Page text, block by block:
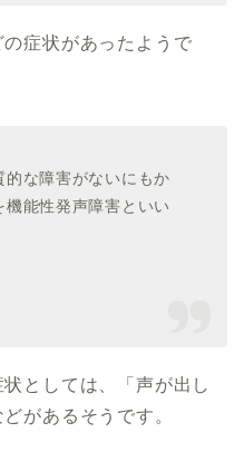
症状があったようで
な障害がないにもか
能性発声障害といい
としては、「声が出し
があるそうです。